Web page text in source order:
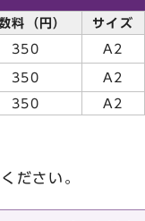
料（円）
サイズ
350 A2
350
A2
350 A2
ださい。